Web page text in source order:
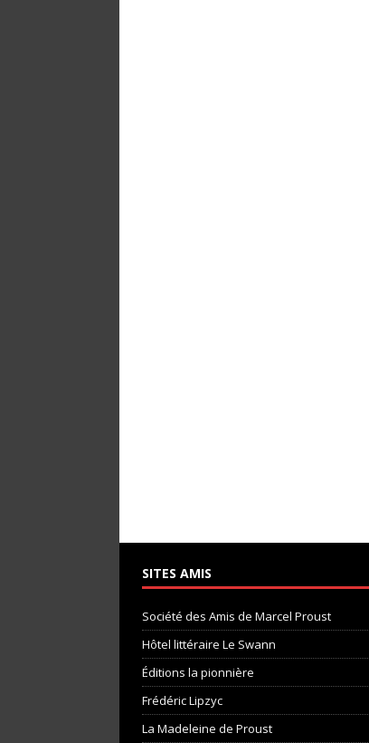
SITES AMIS
Société des Amis de Marcel Proust
Hôtel littéraire Le Swann
Éditions la pionnière
Frédéric Lipzyc
La Madeleine de Proust